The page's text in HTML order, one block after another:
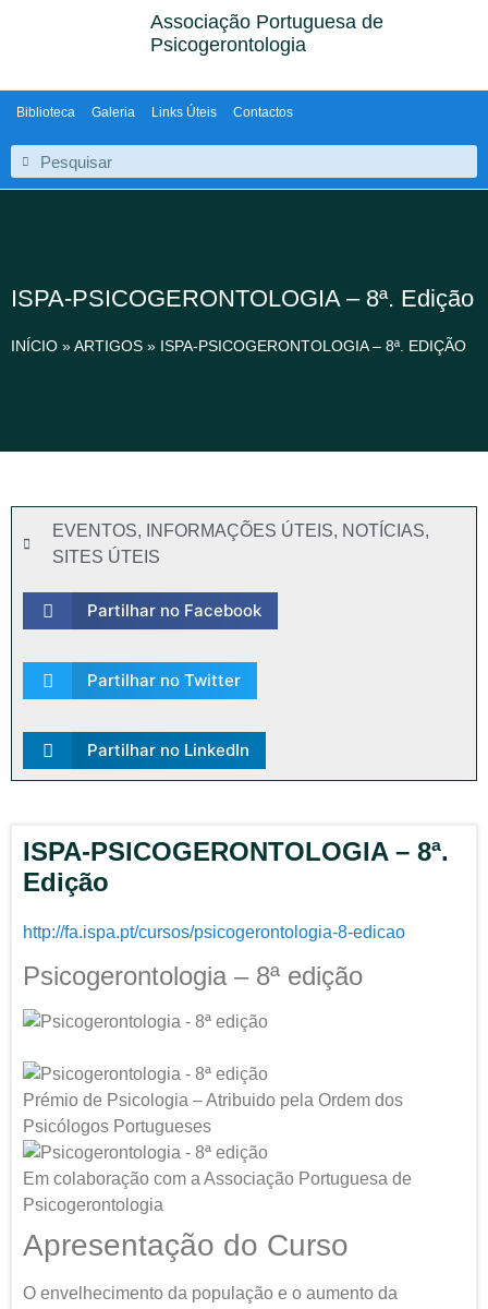
Associação Portuguesa de
Psicogerontologia
Biblioteca Galeria Links Úteis Contactos
ISPA-PSICOGERONTOLOGIA – 8ª. Edição
INÍCIO »ARTIGOS » ISPA-PSICOGERONTOLOGIA – 8ª. EDIÇÃO
EVENTOS, INFORMAÇÕES ÚTEIS, NOTÍCIAS,
SITES ÚTEIS
Partilhar no Facebook
Partilhar no Twitter
Partilhar no LinkedIn
ISPA-PSICOGERONTOLOGIA – 8ª.
Edição
http://fa.ispa.pt/cursos/psicogerontologia-8-edicao
Psicogerontologia – 8ª edição
Prémio de Psicologia – Atribuido pela Ordem dos
Psicólogos Portugueses
Em colaboração com a Associação Portuguesa de
Psicogerontologia
Apresentação do Curso
O envelhecimento da população e o aumento da